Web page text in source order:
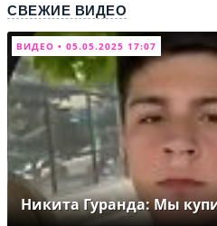
СВЕЖИЕ ВИДЕО
ВИДЕО • 05.05.2025 17:07
Никита Гуранда: Мы